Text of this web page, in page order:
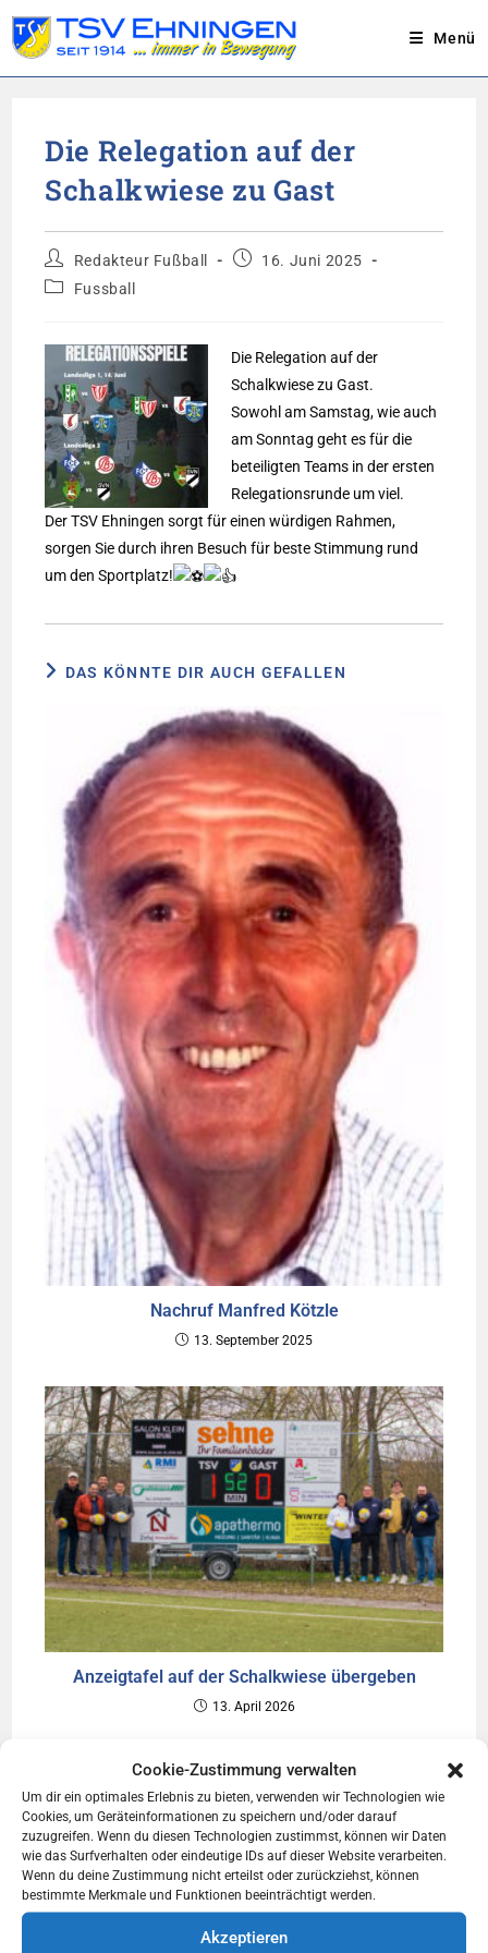
Cookie-Zustimmung verwalten
Um dir ein optimales Erlebnis zu bieten, verwenden wir Technologien wie
Cookies, um Geräteinformationen zu speichern und/oder darauf
zuzugreifen. Wenn du diesen Technologien zustimmst, können wir Daten
wie das Surfverhalten oder eindeutige IDs auf dieser Website verarbeiten.
Wenn du deine Zustimmung nicht erteilst oder zurückziehst, können
bestimmte Merkmale und Funktionen beeinträchtigt werden.
Akzeptieren
springen
Menü
Die Relegation auf der
Schalkwiese zu Gast
Beitrags-
Autor:
Redakteur Fußball
Beitrag16. Juni 2025
Beitrags-
Fussball
Die Relegation auf der
Schalkwiese zu Gast.
Sowohl am Samstag, wie auch
am Sonntag geht es für die
beteiligten Teams in der ersten
Relegationsrunde um viel.
Der TSV Ehningen sorgt für einen würdigen Rahmen,
sorgen Sie durch ihren Besuch für beste Stimmung rund
um den Sportplatz!
DAS KÖNNTE DIR AUCH GEFALLEN
Nachruf Manfred Kötzle
13. September 2025
Anzeigtafel auf der Schalkwiese übergeben
13. April 2026